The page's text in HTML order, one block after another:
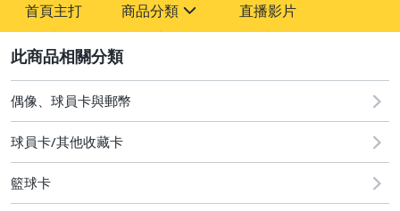
首頁主打 商品分類
偶像、球員卡與郵幣
直播影片
偶像、球員卡與郵幣
球員卡/其他收藏卡
籃球卡